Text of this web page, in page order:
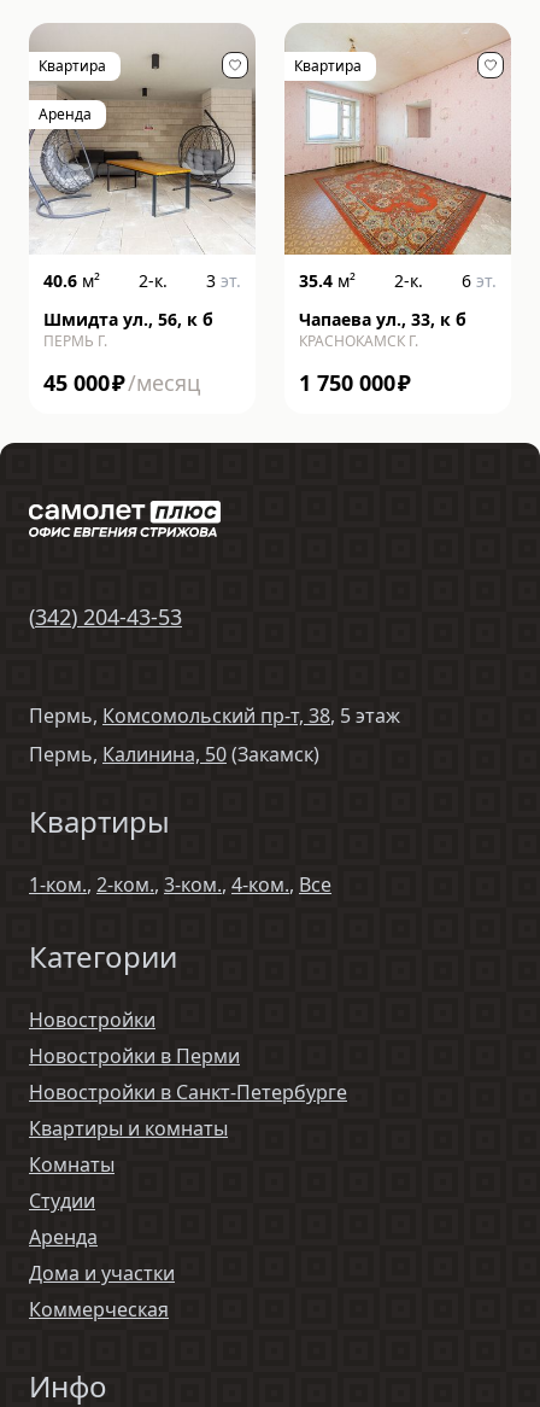
Квартира
Аренда
40.6 м² 2-к. 3 эт.
Шмидта ул., 56, к б
ПЕРМЬ Г.
45 000₽/месяц
Квартира
35.4 м² 2-к. 6 эт.
Чапаева ул., 33, к б
КРАСНОКАМСК Г.
1 750 000₽
(342) 204-43-53
Пермь, Комсомольский пр-т, 38, 5 этаж
Пермь, Калинина, 50(Закамск)
Квартиры
1-ком., 2-ком., 3-ком., 4-ком., Все
Категории
Новостройки
Новостройки в Перми
Новостройки в Санкт-Петербурге
Квартиры и комнаты
Комнаты
Студии
Аренда
Дома и участки
Коммерческая
Инфо